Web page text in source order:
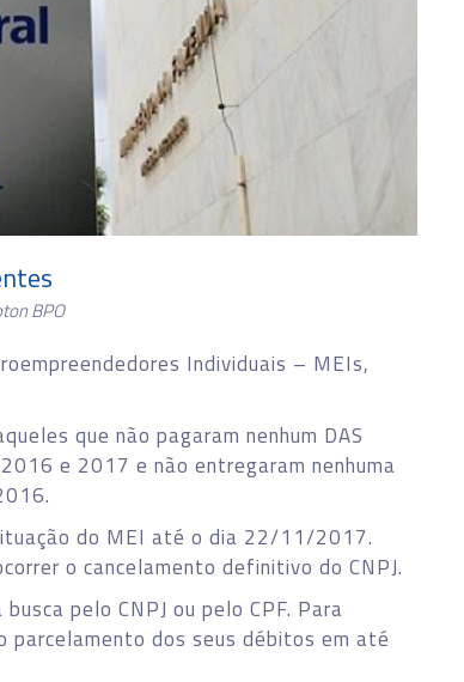
BPO
Individuais – MEIs,
que não pagaram nenhum DAS
e 2017 e não entregaram nenhuma
do MEI até o dia 22/11/2017.
o cancelamento definitivo do CNPJ.
pelo CNPJ ou pelo CPF. Para
dos seus débitos em até